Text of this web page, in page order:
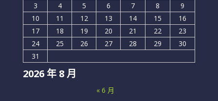
2026 年 8 月
3
4 5 6 7 8
9
10
11 12 13 14 15
16
17
18 19 20 21 22
23
24
25 26 27 28 29
30
31
« 6 月